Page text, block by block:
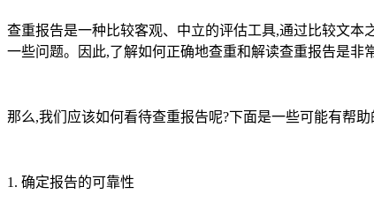
查重报告是一种比较客观、中立的评估工具,通过比较文
一些问题。因此,了解如何正确地查重和解读查重报告是非
那么,我们应该如何看待查重报告呢?下面是一些可能有帮助
1. 确定报告的可靠性